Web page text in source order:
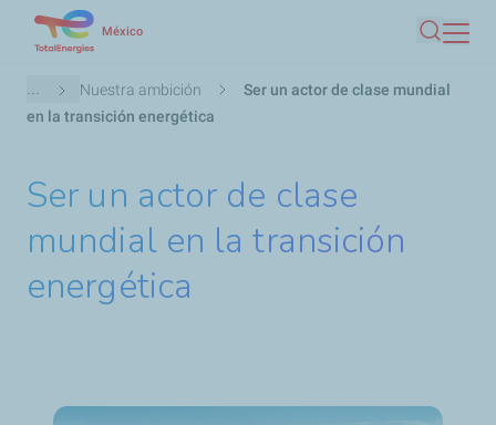
contenido
México
Buscar
Ruta
de
... Nuestra ambición
Ser un actor de clase mundial
en la transición energética
Ser un actor de clase
mundial en la transición
energética